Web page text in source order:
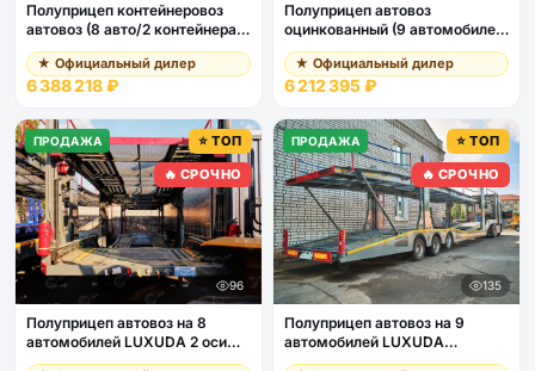
Полуприцеп контейнеровоз
автовоз (8 авто/2 контейнера
20ф) LUXUDA 3 оси BPW,
пневмоподвеска, передняя
ось ленивая
★ Официальный дилер
6 388 218 ₽
Полуприцеп автовоз
оцинкованный (9 автомобилей)
LUXUDA 2 оси SAF,
пневмоподвеска
★ Официальный дилер
6 212 395 ₽
ПРОДАЖА
⭐ ТОП
🔥 СРОЧНО
96
Полуприцеп автовоз на 8
автомобилей LUXUDA 2 оси
FUWA (пневмоподвеска)
ПРОДАЖА
⭐ ТОП
🔥 СРОЧНО
135
Полуприцеп автовоз на 9
автомобилей LUXUDA
LZC9407BG 3 оси SAF